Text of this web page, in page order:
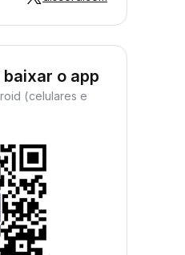
o app
(celulares e